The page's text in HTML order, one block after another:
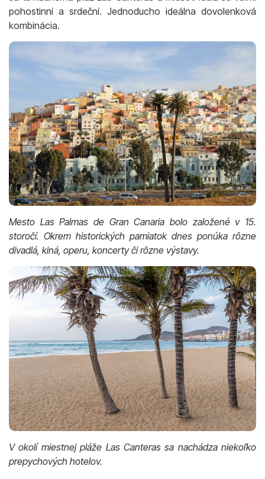
pohostinní a srdeční. Jednoducho ideálna dovolenková
kombinácia.
Mesto Las Palmas de Gran Canaria bolo založené v 15.
storočí. Okrem historických pamiatok dnes ponúka rôzne
divadlá, kiná, operu, koncerty či rôzne výstavy.
V okolí miestnej pláže Las Canteras sa nachádza niekoľko
prepychových hotelov.